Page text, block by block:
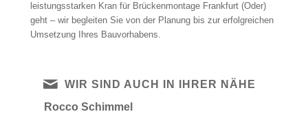
leistungsstarken Kran für Brückenmontage Frankfurt (Oder)
geht – wir begleiten Sie von der Planung bis zur erfolgreichen
Umsetzung Ihres Bauvorhabens.
WIR SIND AUCH IN IHRER NÄHE
Rocco Schimmel